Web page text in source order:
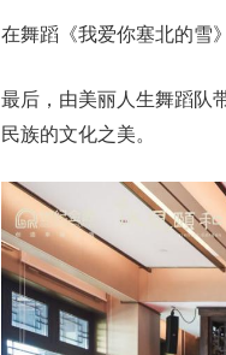
在舞蹈《我爱你塞北的雪
最后，由美丽人生舞蹈队
民族的文化之美。